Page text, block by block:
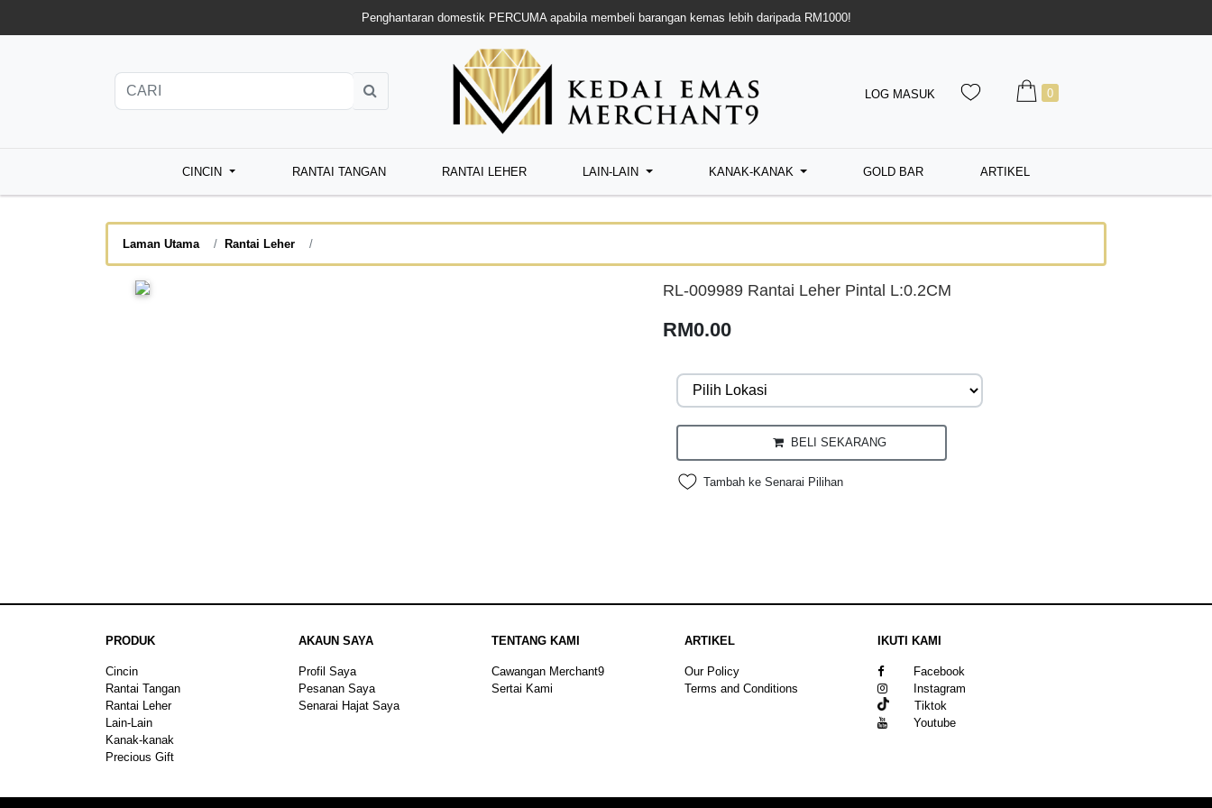
Penghantaran domestik PERCUMA apabila membeli barangan kemas lebih daripada RM1000!
LOG MASUK 0
CINCIN RANTAI TANGAN RANTAI LEHER LAIN-LAIN KANAK-KANAK GOLD BAR ARTIKEL
Laman Utama Rantai Leher
RL-009989 Rantai Leher Pintal L:0.2CM
RM0.00
BELI SEKARANG
Tambah ke Senarai Pilihan
PRODUK
Cincin
Rantai Tangan
Rantai Leher
Lain-Lain
Kanak-kanak
Precious Gift
AKAUN SAYA
Profil Saya
Pesanan Saya
Senarai Hajat Saya
TENTANG KAMI
Cawangan Merchant9
Sertai Kami
ARTIKEL
Our Policy
Terms and Conditions
IKUTI KAMI
Facebook
Instagram
Tiktok
Youtube